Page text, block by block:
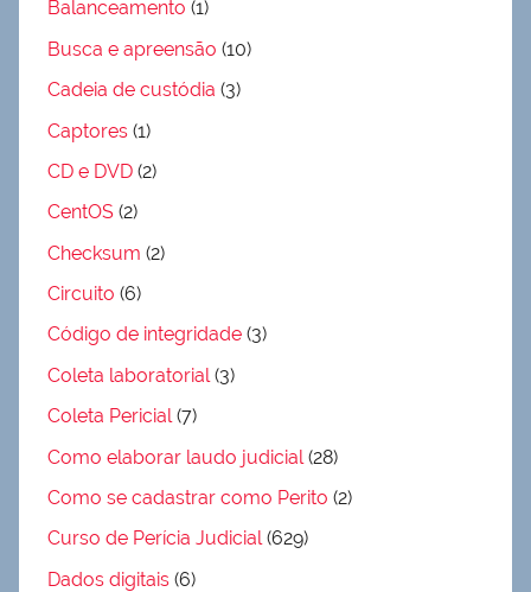
Balanceamento (1)
Busca e apreensão (10)
Cadeia de custódia (3)
Captores (1)
CD e DVD (2)
CentOS (2)
Checksum (2)
Circuito (6)
Código de integridade (3)
Coleta laboratorial(3)
Coleta Pericial(7)
Como elaborar laudo judicial (28)
Como se cadastrar como Perito (2)
Curso de Perícia Judicial(629)
Dados digitais (6)